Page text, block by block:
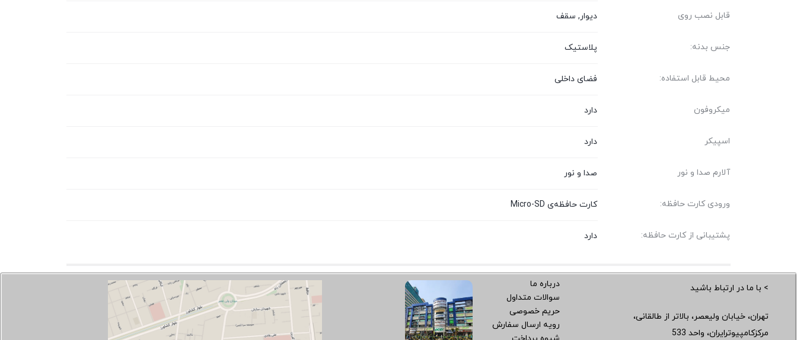
قابل نصب روی دیوار, سقف
جنس بدنه: پلاستیک
محیط قابل استفاده: فضای داخلی
میکروفون دارد
اسپیکر دارد
آلارم صدا و نور صدا و نور
ورودی کارت حافظه: کارت‌ حافظه‌ی Micro-SD
پشتیبانی از کارت حافظه: دارد
> با ما در ارتباط باشید
تهران، خیابان ولیعصر، بالاتر از طالقانی،
مرکزکامپیوترایران، واحد 533
درباره ما
سوالات متداول
حریم خصوصی
رویه ارسال سفارش